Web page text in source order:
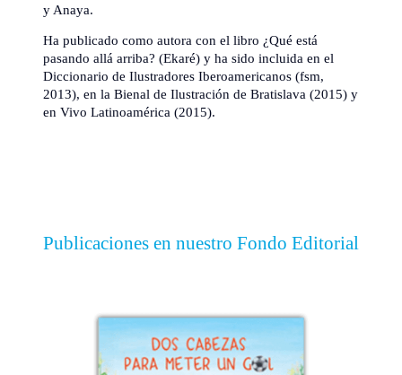
y Anaya.
Ha publicado como autora con el libro ¿Qué está
pasando allá arriba? (Ekaré) y ha sido incluida en el
Diccionario de Ilustradores Iberoamericanos (fsm,
2013), en la Bienal de Ilustración de Bratislava (2015) y
en Vivo Latinoamérica (2015).
Publicaciones en nuestro Fondo Editorial